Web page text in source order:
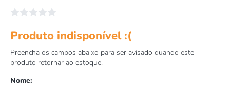
☆☆☆☆☆
papagaio
8